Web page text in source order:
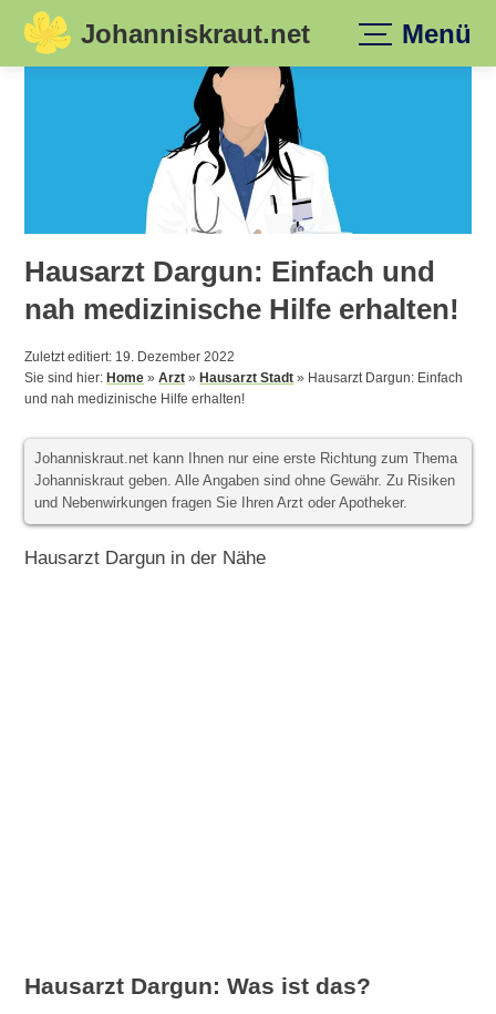
Skip
Johanniskraut.net Menü
Hausarzt Dargun: Einfach und
nah medizinische Hilfe erhalten!
Zuletzt editiert: 19. Dezember 2022
Sie sind hier:Home »Arzt »Hausarzt Stadt » Hausarzt Dargun: Einfach
und nah medizinische Hilfe erhalten!
Johanniskraut.net kann Ihnen nur eine erste Richtung zum Thema
Johanniskraut geben. Alle Angaben sind ohne Gewähr. Zu Risiken
und Nebenwirkungen fragen Sie Ihren Arzt oder Apotheker.
Hausarzt Dargun in der Nähe
Hausarzt Dargun: Was ist das?